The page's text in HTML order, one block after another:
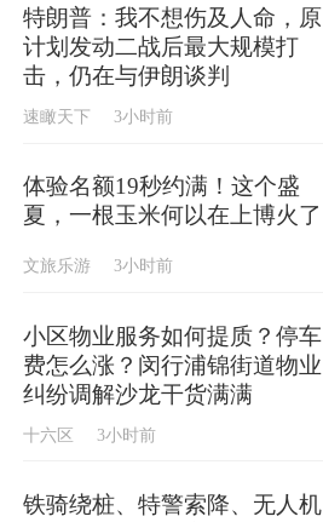
特朗普：我不想伤及人命，原
计划发动二战后最大规模打
击，仍在与伊朗谈判
速瞰天下 3小时前
体验名额19秒约满！这个盛
夏，一根玉米何以在上博火了
文旅乐游 3小时前
小区物业服务如何提质？停车
费怎么涨？闵行浦锦街道物业
纠纷调解沙龙干货满满
十六区 3小时前
铁骑绕桩、特警索降、无人机